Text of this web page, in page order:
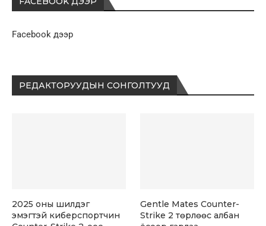
Facebook дээр
РЕДАКТОРУУДЫН СОНГОЛТУУД
2025 оны шилдэг
эмэгтэй киберспортчин
Gentle Mates Counter-
Strike 2 төрлөөс албан